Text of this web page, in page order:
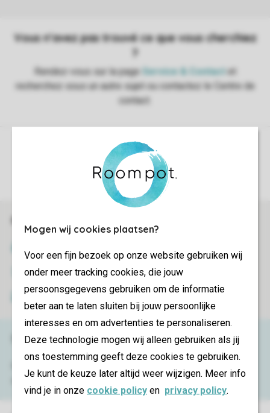
Mogen wij cookies plaatsen?
Voor een fijn bezoek op onze website gebruiken wij
onder meer tracking cookies, die jouw
persoonsgegevens gebruiken om de informatie
beter aan te laten sluiten bij jouw persoonlijke
interesses en om advertenties te personaliseren.
Deze technologie mogen wij alleen gebruiken als jij
ons toestemming geeft deze cookies te gebruiken.
Je kunt de keuze later altijd weer wijzigen. Meer info
vind je in onze cookie policy en privacy policy.
Contrôle de votre vie privée
Plus d’infos et préférences
Transmission sécurisée des données
Paiement sécurisé
Besoin d’aide ?
Contact Center